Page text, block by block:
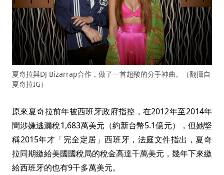
夏奇拉與DJ Bizarrap合作，做了一首超酸的分手神曲。（翻攝自
夏奇拉IG）
原來夏奇拉前年被西班牙政府指控，在2012年至2014年
間涉嫌逃漏稅1,683萬美元（約新台幣5.1億元），但她堅
稱2015年才「完全定居」西班牙，法庭文件指出，夏奇
拉同期繳給美國國稅局的稅金高達千萬美元，幾年下來繳
給西班牙的也有9千多萬美元。